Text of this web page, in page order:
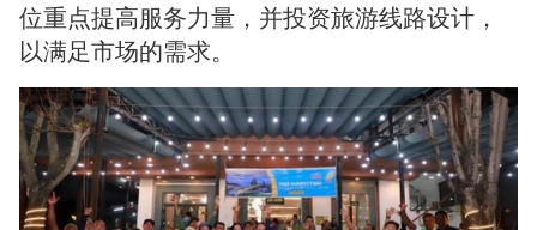
位重点提高服务力量，并投资旅游线路设计，
以满足市场的需求。